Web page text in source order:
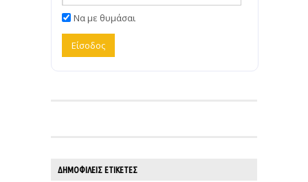
Να με θυμάσαι
ΔΗΜΟΦΙΛΕΊΣ ΕΤΙΚΈΤΕΣ